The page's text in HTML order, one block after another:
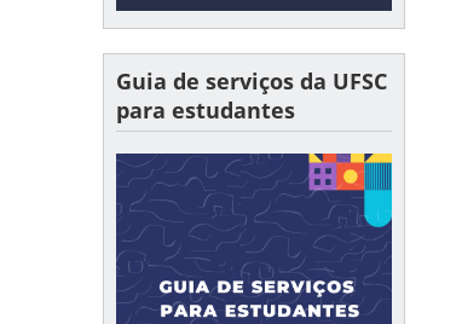
Guia de serviços da UFSC
para estudantes